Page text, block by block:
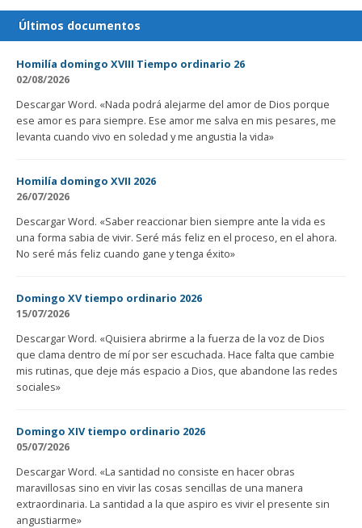
Últimos documentos
Homilía domingo XVIII Tiempo ordinario 26
02/08/2026
Descargar Word. «Nada podrá alejarme del amor de Dios porque
ese amor es para siempre. Ese amor me salva en mis pesares, me
levanta cuando vivo en soledad y me angustia la vida»
Homilía domingo XVII 2026
26/07/2026
Descargar Word. «Saber reaccionar bien siempre ante la vida es
una forma sabia de vivir. Seré más feliz en el proceso, en el ahora.
No seré más feliz cuando gane y tenga éxito»
Domingo XV tiempo ordinario 2026
15/07/2026
Descargar Word. «Quisiera abrirme a la fuerza de la voz de Dios
que clama dentro de mí por ser escuchada. Hace falta que cambie
mis rutinas, que deje más espacio a Dios, que abandone las redes
sociales»
Domingo XIV tiempo ordinario 2026
05/07/2026
Descargar Word. «La santidad no consiste en hacer obras
maravillosas sino en vivir las cosas sencillas de una manera
extraordinaria. La santidad a la que aspiro es vivir el presente sin
angustiarme»